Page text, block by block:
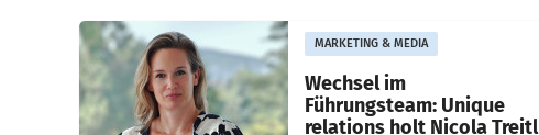
Besetzungen für die
Direktionen abgestimmt
werden.
MARKETING & MEDIA
Wechsel im
Führungsteam: Unique
relations holt Nicola Treitl